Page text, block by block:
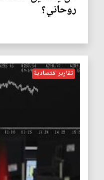
روحاني؟
تقارير اقتصادية